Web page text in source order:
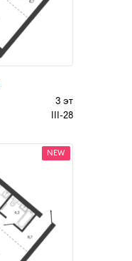
3 эт
III-28
NEW